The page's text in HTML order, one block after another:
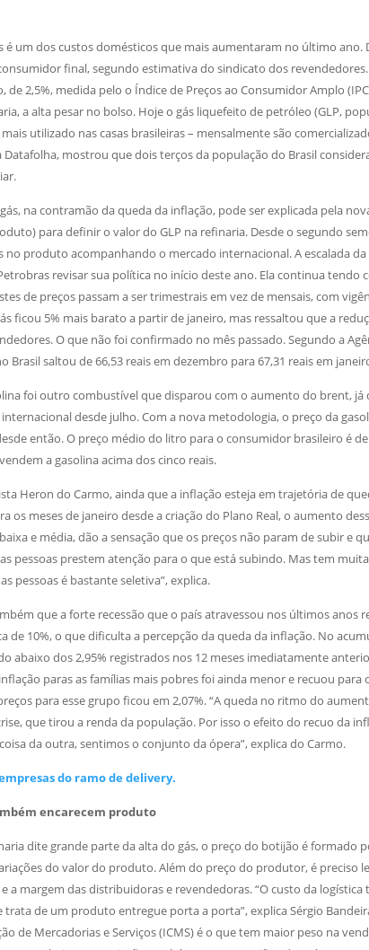
é um dos custos domésticos que mais aumentaram no último ano.
final, segundo estimativa do sindicato dos
de 2,5%, medida pelo o Índice de Preços ao Consumidor Amplo
a alta pesar no bolso. Hoje o gás liquefeito de petróleo (GLP,
utilizado nas casas brasileiras – mensalmente são
mostrou que dois terços da população do Brasil
na contramão da queda da inflação, pode ser explicada pela
para definir o valor do GLP na refinaria. Desde o segundo
no produto acompanhando o mercado internacional. A escalada
revisar sua política no início deste ano. Ela continua tendo
de preços passam a ser trimestrais em vez de mensais, com
ficou 5% mais barato a partir de janeiro, mas ressaltou que a
O que não foi confirmado no mês passado. Segundo a
Brasil saltou de 66,53 reais em dezembro para 67,31 reais em
foi outro combustível que disparou com o aumento do brent,
desde julho. Com a nova metodologia, o preço da
então. O preço médio do litro para o consumidor brasileiro é
a gasolina acima dos cinco reais.
Heron do Carmo, ainda que a inflação esteja em trajetória de
os meses de janeiro desde a criação do Plano Real, o aumento
e média, dão a sensação que os preços não param de subir e
pessoas prestem atenção para o que está subindo. Mas tem
pessoas é bastante seletiva”, explica.
que a forte recessão que o país atravessou nos últimos anos
de 10%, o que dificulta a percepção da queda da inflação. No
abaixo dos 2,95% registrados nos 12 meses imediatamente
paras as famílias mais pobres foi ainda menor e recuou
para esse grupo ficou em 2,07%. “A queda no ritmo do
que tirou a renda da população. Por isso o efeito do recuo da
da outra, sentimos o conjunto da ópera”, explica do Carmo.
do ramo de delivery.
encarecem produto
dite grande parte da alta do gás, o preço do botijão é formado
do valor do produto. Além do preço do produtor, é preciso
e a margem das distribuidoras e revendedoras. “O custo da
trata de um produto entregue porta a porta”, explica Sérgio
de Mercadorias e Serviços (ICMS) é o que tem maior peso na